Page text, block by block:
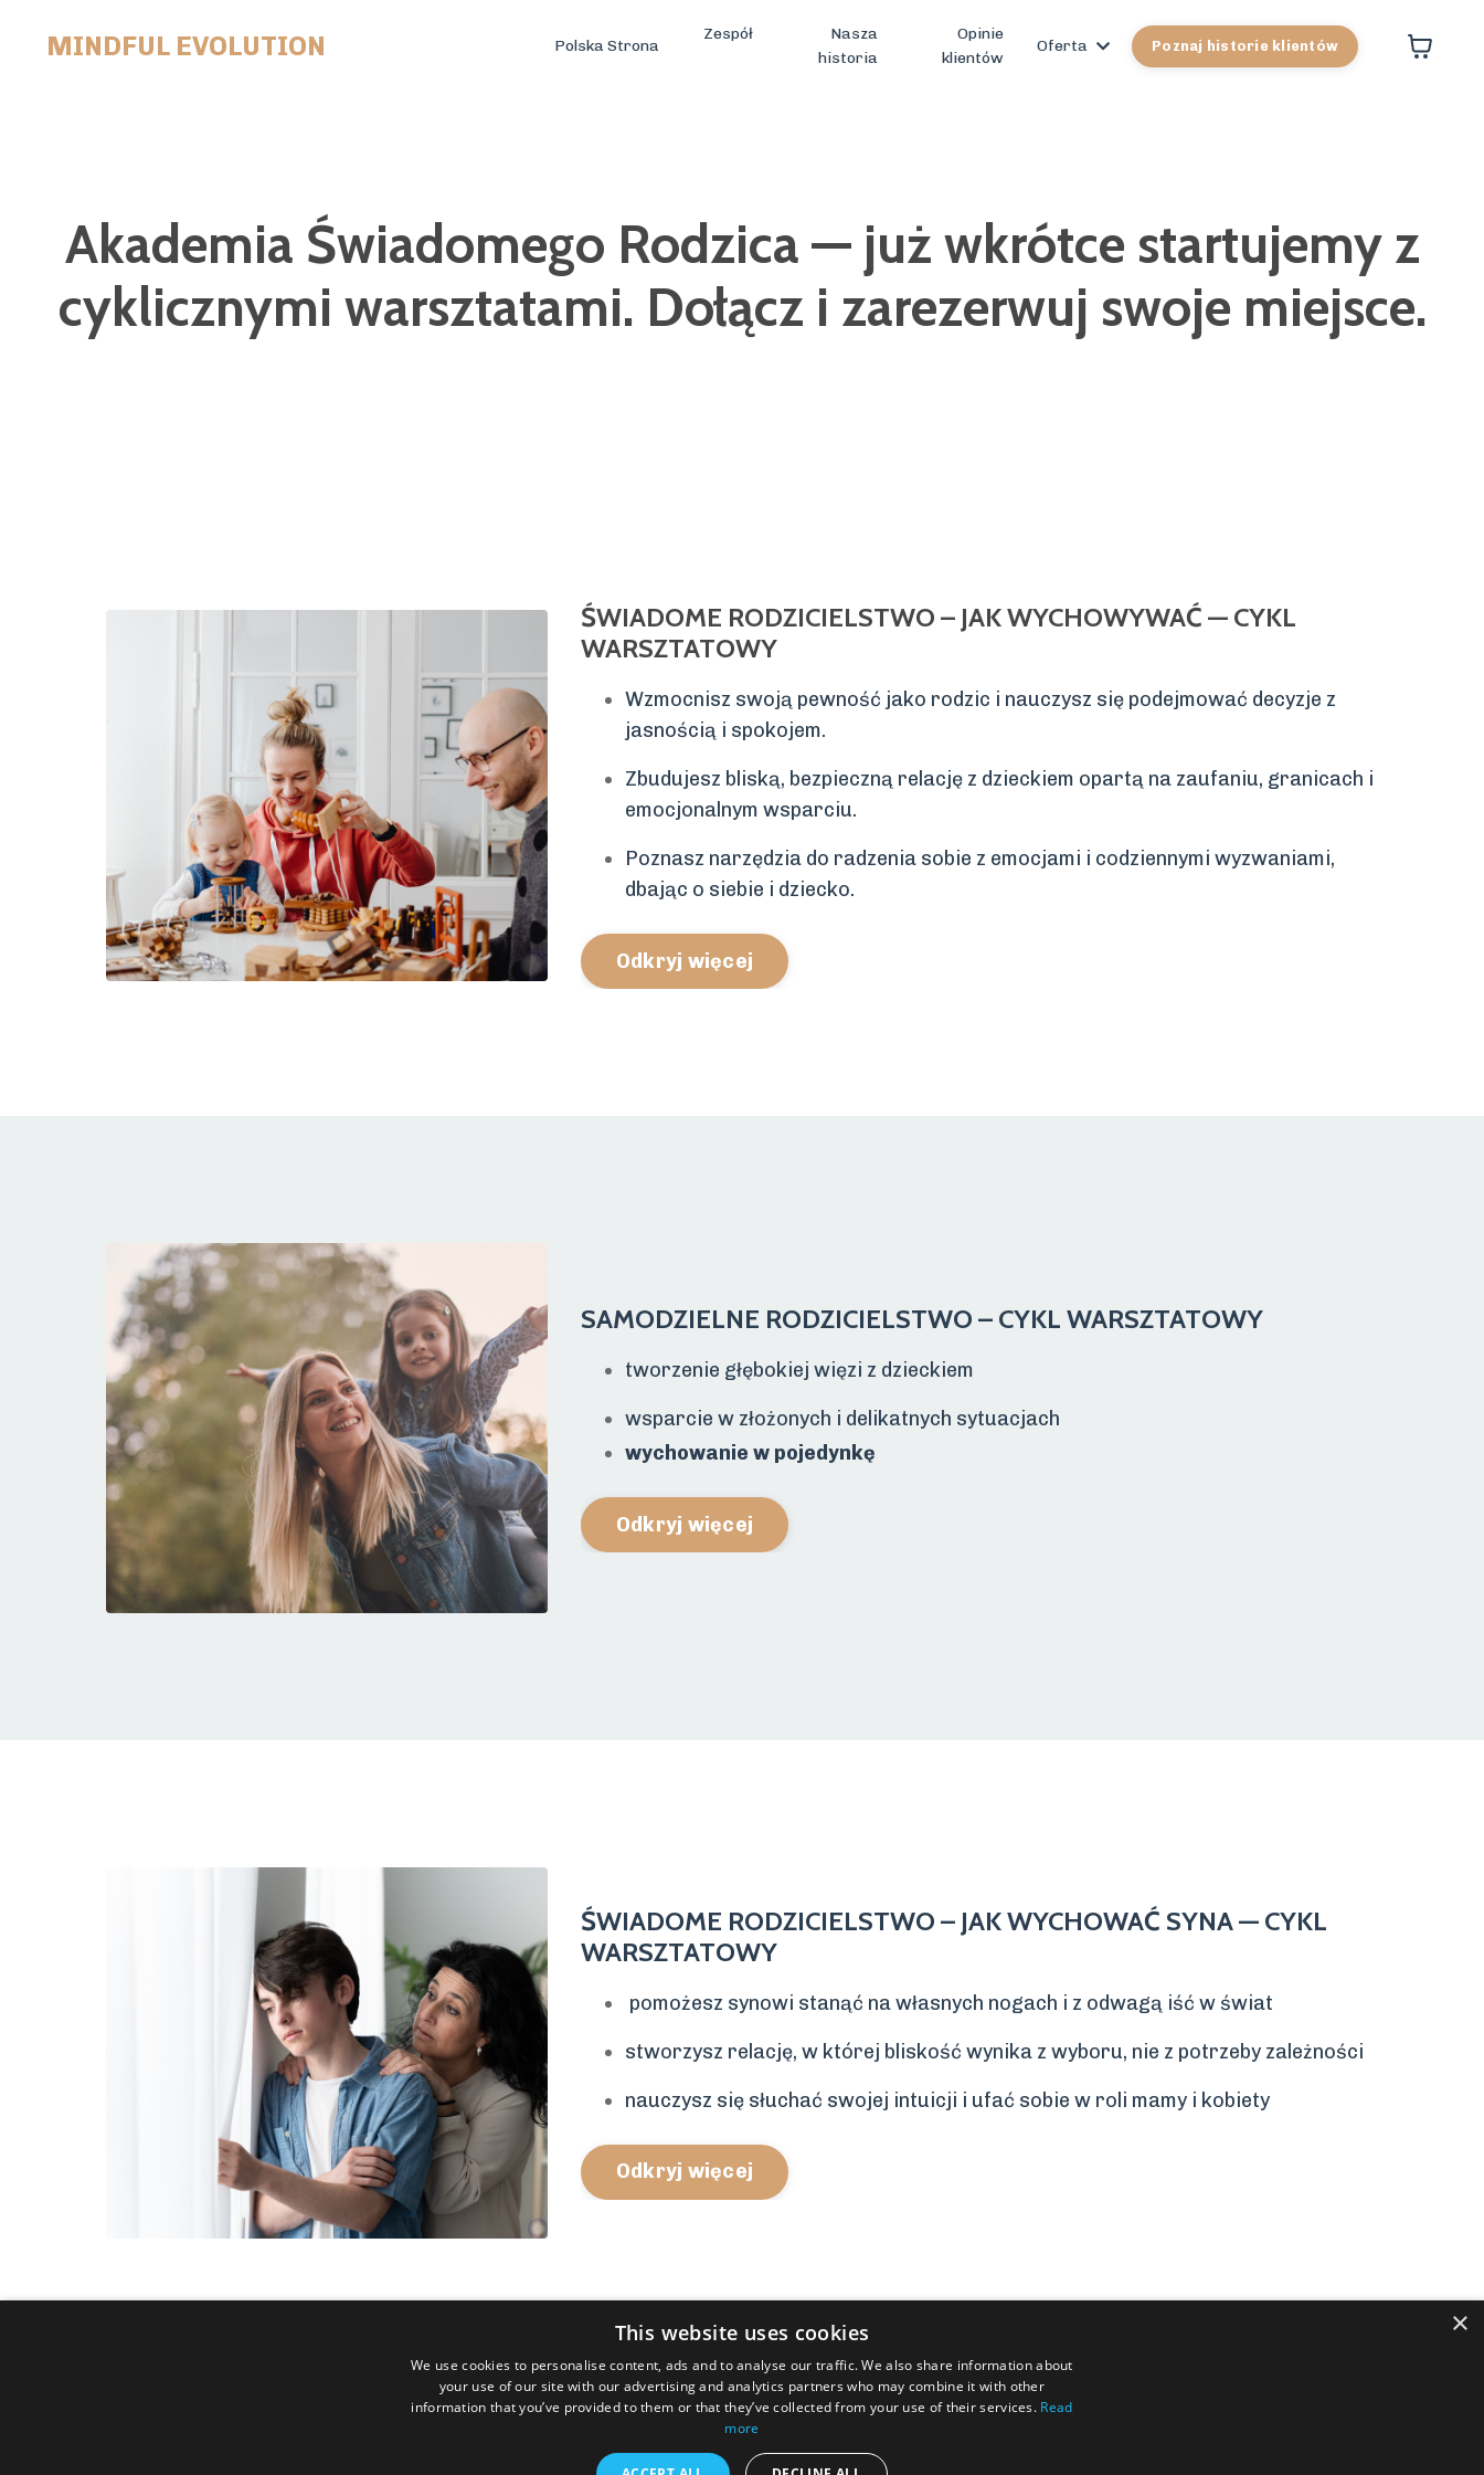
MINDFUL EVOLUTION Polska Strona
Zespół
Nasza
historia
Opinie
klientów
Oferta Poznaj historie klientów
Akademia Świadomego Rodzica — już wkrótce startujemy z
cyklicznymi warsztatami. Dołącz i zarezerwuj swoje miejsce.
ŚWIADOME RODZICIELSTWO – JAK WYCHOWYWAĆ — CYKL
WARSZTATOWY
Wzmocnisz swoją pewność jako rodzic i nauczysz się podejmować decyzje z
jasnością i spokojem.
Zbudujesz bliską, bezpieczną relację z dzieckiem opartą na zaufaniu, granicach i
emocjonalnym wsparciu.
Poznasz narzędzia do radzenia sobie z emocjami i codziennymi wyzwaniami,
dbając o siebie i dziecko.
Odkryj więcej
SAMODZIELNE RODZICIELSTWO – CYKL WARSZTATOWY
tworzenie głębokiej więzi z dzieckiem
wsparcie w złożonych i delikatnych sytuacjach
wychowanie w pojedynkę
Odkryj więcej
ŚWIADOME RODZICIELSTWO – JAK WYCHOWAĆ SYNA — CYKL
WARSZTATOWY
pomożesz synowi stanąć na własnych nogach i z odwagą iść w świat
stworzysz relację, w której bliskość wynika z wyboru, nie z potrzeby zależności
nauczysz się słuchać swojej intuicji i ufać sobie w roli mamy i kobiety
Odkryj więcej
×
This website uses cookies
We use cookies to personalise content, ads and to analyse our traffic. We also share information about
your use of our site with our advertising and analytics partners who may combine it with other
information that you’ve provided to them or that they’ve collected from your use of their services. Read
more